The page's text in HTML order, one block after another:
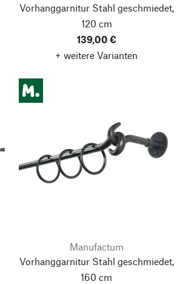
Vorhanggarnitur Stahl geschmiedet,
120 cm
139,00 €
+ weitere Varianten
Manufactum
Vorhanggarnitur Stahl geschmiedet,
160 cm